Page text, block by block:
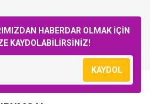
HABERDAR OLMAK İÇİN
KAYDOLABİLİRSİNİZ!
KAYDOL